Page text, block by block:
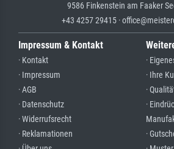
9586 Finkenstein am Faaker
+43 4257 29415 ·
Impressum & Kontakt
· Kontakt
· Impressum
· AGB
· Datenschutz
· Widerrufsrecht
· Reklamationen
·
· Ihre
·
·
·